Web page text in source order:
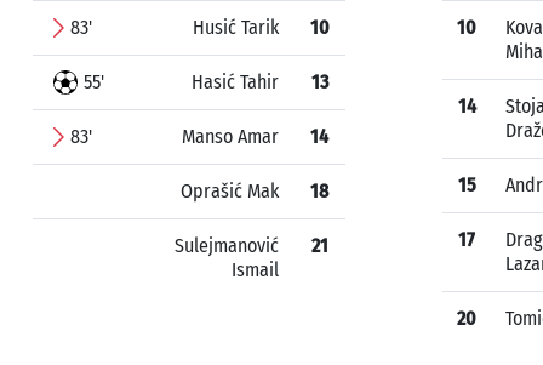
83' Husić Tarik 10
55' Hasić Tahir 13
83' Manso Amar 14
Oprašić Mak 18
Sulejmanović
Ismail
21
10
14
15
17
20